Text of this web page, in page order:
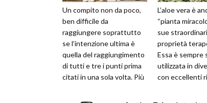
Un compito non da poco,
ben difficile da
raggiungere soprattutto
se l’intenzione ultima è
quella del raggiungimento
di tutti e tre i punti prima
citati in una sola volta. Più
L’aloe vera è
“pianta
sue
proprietà
Essa è sempre
utilizzata in
con eccellenti